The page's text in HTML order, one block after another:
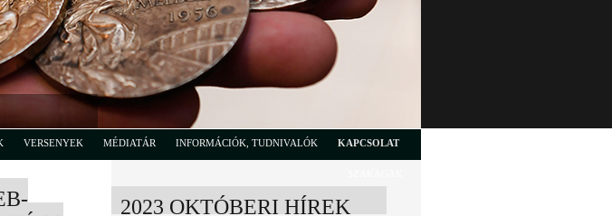
VERSENYEK MÉDIATÁR INFORMÁCIÓK, TUDNIVALÓK KAPCSOLAT
2023 OKTÓBERI HÍREK